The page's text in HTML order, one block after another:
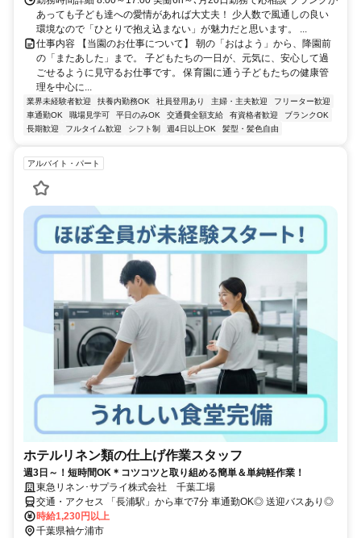
あっても子ども達への愛情があれば大丈夫！ 少人数で風通しの良い
環境なので「ひとりで抱え込まない」が魅力だと思います。 ...
仕事内容 【当園のお仕事について】 朝の「おはよう」から、降園前
の「またあした」まで。 子どもたちの一日が、元気に、安心して過
ごせるように見守るお仕事です。 保育園に通う子どもたちの健康管
理を中心に...
業界未経験者歓迎 扶養内勤務OK 社員登用あり 主婦・主夫歓迎
フリーター歓迎
車通勤OK
職場見学可 平日のみOK 交通費全額支給 有資格者歓迎
ブランクOK
長期歓迎
フルタイム歓迎 シフト制 週4日以上OK 髪型・髪色自由
アルバイト・パート
ホテルリネン類の仕上げ作業スタッフ
週3日～！短時間OK＊コツコツと取り組める簡単＆単純軽作業！
東急リネン･サプライ株式会社 千葉工場
交通・アクセス 「長浦駅」から車で7分 車通勤OK◎ 送迎バスあり◎
時給1,230円以上
千葉県袖ケ浦市